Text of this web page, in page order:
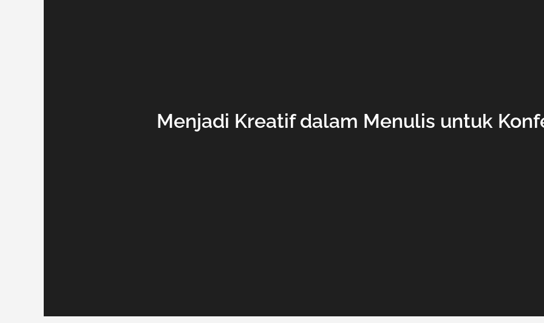
Menjadi Kreatif dalam Menulis untuk